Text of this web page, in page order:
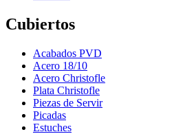
Cubiertos
Acabados PVD
Acero 18/10
Acero Christofle
Plata Christofle
Piezas de Servir
Picadas
Estuches